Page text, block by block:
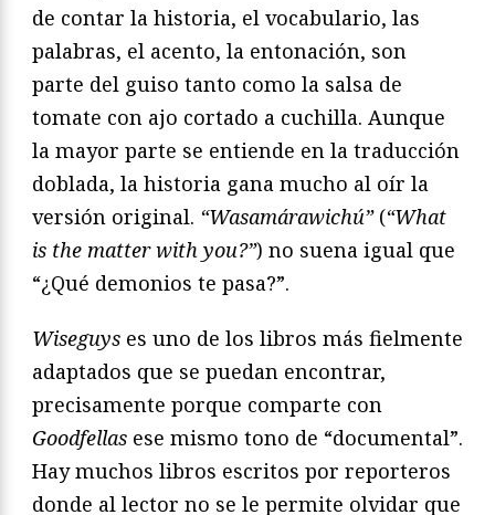
de contar la historia, el vocabulario, las
palabras, el acento, la entonación, son
parte del guiso tanto como la salsa de
tomate con ajo cortado a cuchilla. Aunque
la mayor parte se entiende en la traducción
doblada, la historia gana mucho al oír la
versión original. “Wasamárawichú”(“What
is the matter with you?”) no suena igual que
“¿Qué demonios te pasa?”.
Wiseguys es uno de los libros más fielmente
adaptados que se puedan encontrar,
precisamente porque comparte con
Goodfellas ese mismo tono de “documental”.
Hay muchos libros escritos por reporteros
donde al lector no se le permite olvidar que